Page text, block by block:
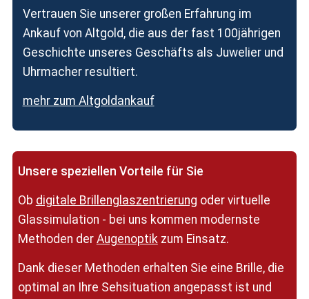
Vertrauen Sie unserer großen Erfahrung im
Ankauf von Altgold, die aus der fast 100jährigen
Geschichte unseres Geschäfts als Juwelier und
Uhrmacher resultiert.
mehr zum Altgoldankauf
Unsere speziellen Vorteile für Sie
Ob digitale Brillenglaszentrierung oder virtuelle
Glassimulation - bei uns kommen modernste
Methoden der Augenoptikzum Einsatz.
Dank dieser Methoden erhalten Sie eine Brille, die
optimal an Ihre Sehsituation angepasst ist und